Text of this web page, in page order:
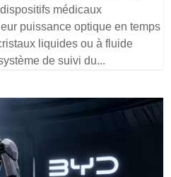
médicaux
puissance optique en temps
liquides ou à fluide
de suivi du...